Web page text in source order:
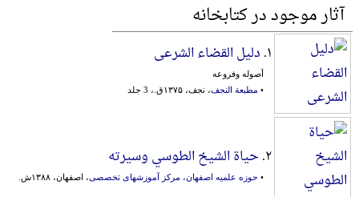
آثار موجود در کتابخانه
۱. دلیل القضاء الشرعی
أصوله وفروعه
• مطبعة النجف، نجف، ۱۳۷۵ق.، 3 جلد
۲. حیاة الشیخ الطوسي وسیرته
• حوزه علمیه اصفهان، مرکز آموزشهای تخصصی، اصفهان، ۱۳۸۸ش.